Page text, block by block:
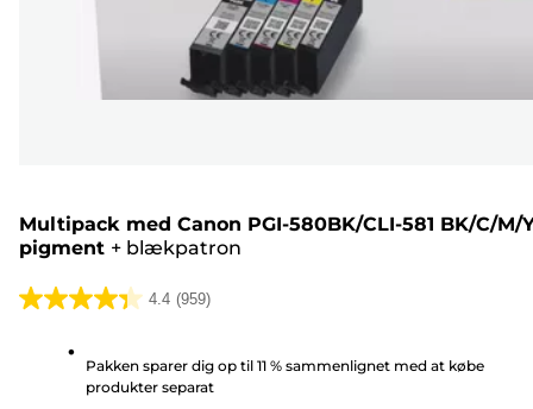
Multipack med Canon PGI-580BK/CLI-581 BK/C/M/
pigment + blækpatron
4.4 (959)
4.4
Pakken sparer dig op til 11 % sammenlignet med at købe
produkter separat